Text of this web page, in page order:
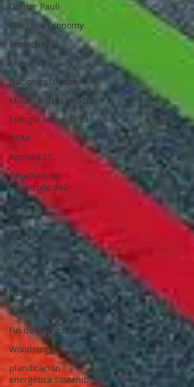
Gunter Pauli
The Blue Economy
Ecotechsy
Energía
Naciones Unidas
Mauricio Trespalacios
Energía fotovoltaica
ODM
Agenda 21
Objetivos de
Desarrollo del
Milenio
RSE
Barranquilla
Comundo
Santa Ana
ODS 10
Agenda 2030
Fin de la pobreza
Woodstogg
planificación
energética sostenible